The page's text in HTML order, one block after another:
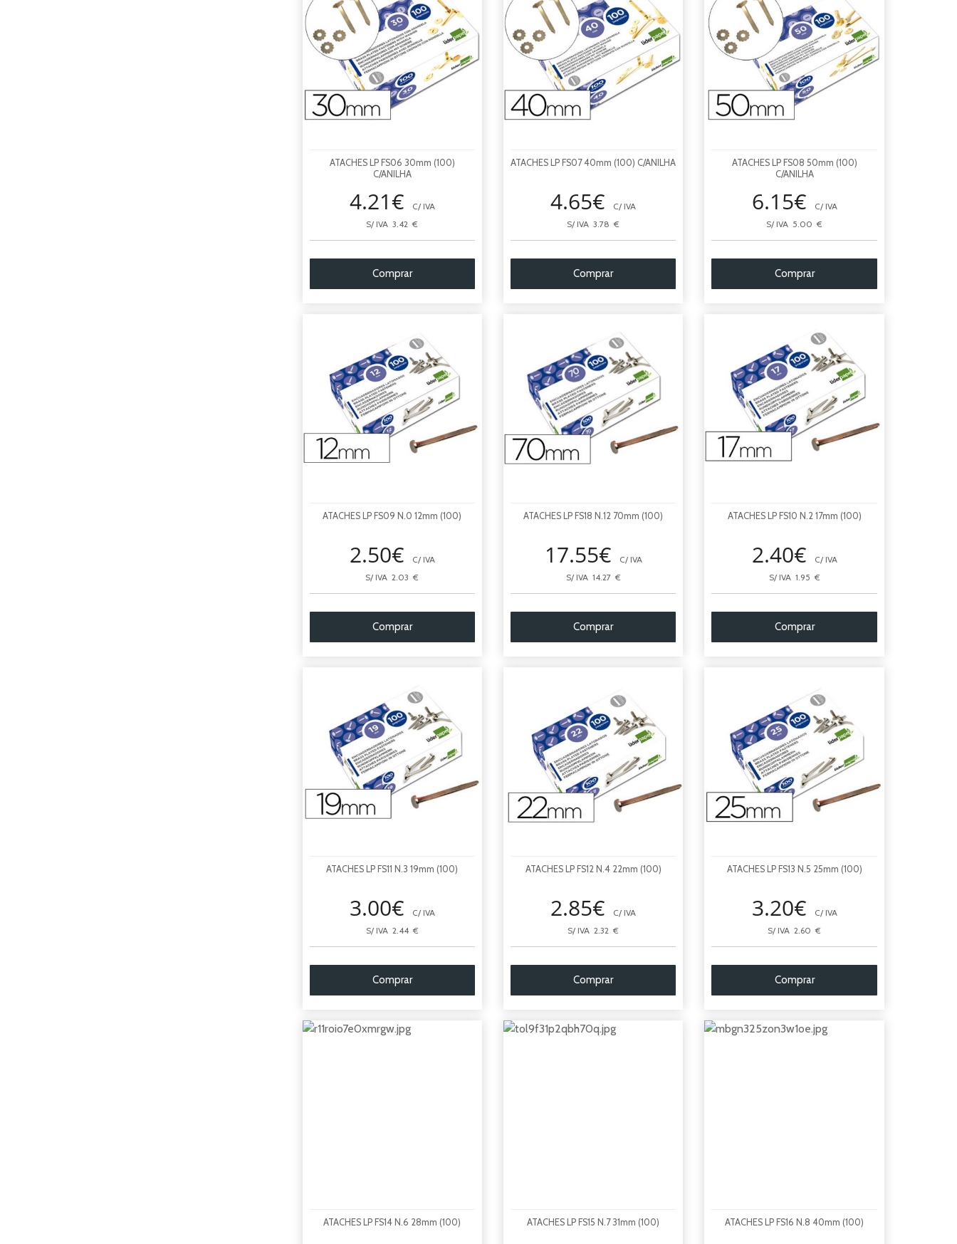
ATACHES LP FS06 30mm (100)
C/ANILHA
4.21€
C/ IVA
S/ IVA 3.42 €
Comprar
ATACHES LP FS07 40mm (100) C/ANILHA
4.65€
C/ IVA
S/ IVA 3.78 €
Comprar
ATACHES LP FS08 50mm (100)
C/ANILHA
6.15€
C/ IVA
S/ IVA 5.00 €
Comprar
ATACHES LP FS09 N.0 12mm (100)
2.50€
C/ IVA
S/ IVA 2.03 €
Comprar
ATACHES LP FS18 N.12 70mm (100)
17.55€
C/ IVA
S/ IVA 14.27 €
Comprar
ATACHES LP FS10 N.2 17mm (100)
2.40€
C/ IVA
S/ IVA 1.95 €
Comprar
ATACHES LP FS11 N.3 19mm (100)
3.00€
C/ IVA
S/ IVA 2.44 €
Comprar
ATACHES LP FS12 N.4 22mm (100)
2.85€
C/ IVA
S/ IVA 2.32 €
Comprar
ATACHES LP FS13 N.5 25mm (100)
3.20€
C/ IVA
S/ IVA 2.60 €
Comprar
ATACHES LP FS14 N.6 28mm (100) ATACHES LP FS15 N.7 31mm (100) ATACHES LP FS16 N.8 40mm (100)